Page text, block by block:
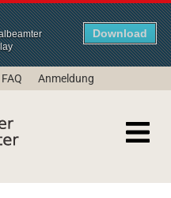
Download
FAQ Anmeldung